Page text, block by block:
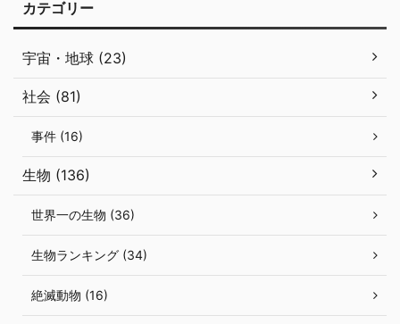
カテゴリー
宇宙・地球 (23)
社会 (81)
事件 (16)
生物 (136)
世界一の生物 (36)
生物ランキング (34)
絶滅動物 (16)